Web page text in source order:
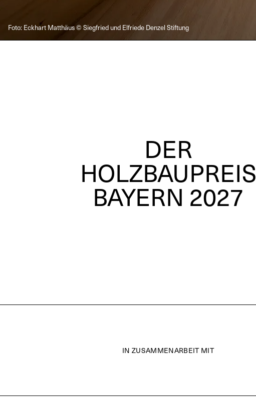
Foto: Eckhart Matthäus © Siegfried und Elfriede Denzel Stiftung
DER
HOLZBAUPREIS
BAYERN 2027
IN ZUSAMMENARBEIT MIT